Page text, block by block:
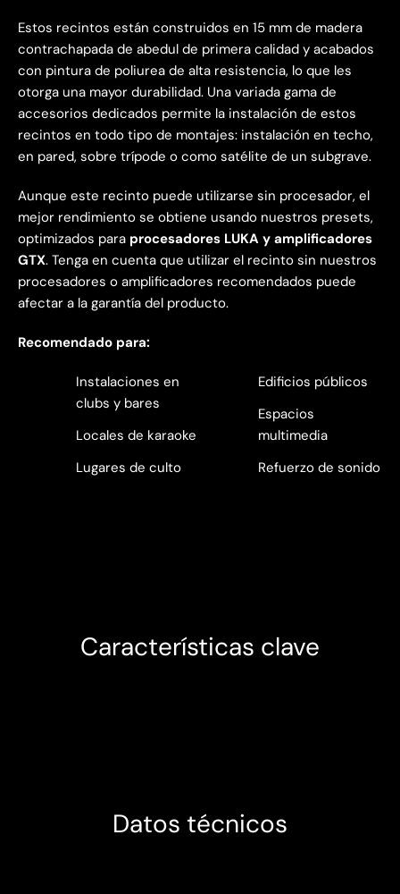
Características clave
Datos técnicos
Estos recintos están construidos en 15 mm de madera
contrachapada de abedul de primera calidad y acabados
con pintura de poliurea de alta resistencia, lo que les
otorga una mayor durabilidad. Una variada gama de
accesorios dedicados permite la instalación de estos
recintos en todo tipo de montajes: instalación en techo,
en pared, sobre trípode o como satélite de un subgrave.
Aunque este recinto puede utilizarse sin procesador, el
mejor rendimiento se obtiene usando nuestros presets,
optimizados para procesadores LUKA y amplificadores
GTX. Tenga en cuenta que utilizar el recinto sin nuestros
procesadores o amplificadores recomendados puede
afectar a la garantía del producto.
Recomendado para:
Instalaciones en
clubs y bares
Locales de karaoke
Lugares de culto
Edificios públicos
Espacios
multimedia
Refuerzo de sonido